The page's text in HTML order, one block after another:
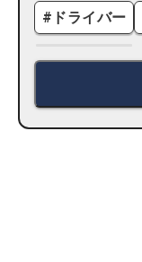
# ドライバー